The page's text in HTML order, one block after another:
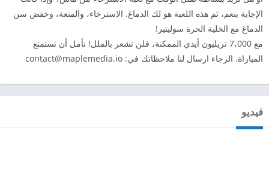
الإجابة بنعم، ثم هذه اللعبة هو لك الدماغ. الاسترخاء، والمتعة، وخفض سن
الدماغ مع الخلية الحرة سوليتير!
مع 7،000 تريليون أيدي الممكنة، فلن تشعر بالملل! نأمل أن تستمتع
المباراة. الرجاء ارسال لنا ملاحظاتك في: contact@maplemedia.io
فيديو